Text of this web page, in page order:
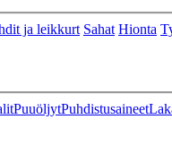
ja leikkurt Sahat Hionta
PuuöljytPuhdistusaineet